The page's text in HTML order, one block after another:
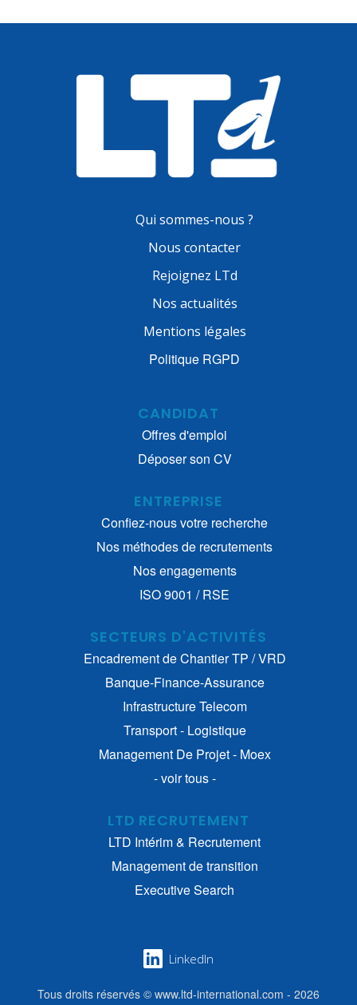
Qui sommes-nous ?
Nous contacter
Rejoignez LTd
Nos actualités
Mentions légales
Politique RGPD
CANDIDAT
Offres d'emploi
Déposer son CV
ENTREPRISE
Confiez-nous votre recherche
Nos méthodes de recrutements
Nos engagements
ISO 9001 / RSE
SECTEURS D'ACTIVITÉS
Encadrement de Chantier TP / VRD
Banque-Finance-Assurance
Infrastructure Telecom
Transport - Logistique
Management De Projet - Moex
- voir tous -
LTD RECRUTEMENT
LTD Intérim & Recrutement
Management de transition
Executive Search
LinkedIn
Tous droits réservés © www.ltd-international.com - 2026